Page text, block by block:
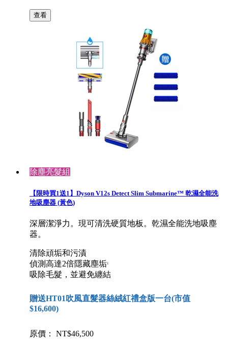
查看
除塵亮髮組
【限時買1送1】Dyson V12s Detect Slim Submarine™ 乾濕全能洗
地吸塵器 (黃色)
深層潔淨力。現可清洗硬質地板。乾濕全能洗地吸塵
器。
清除頑垢和污漬
偵測高達2倍隱藏塵垢1
吸除毛髮，並避免纏結
贈送HT01吹風直髮器絲絨紅禮盒版一台(市值
$16,600)
原價： NT$46,500